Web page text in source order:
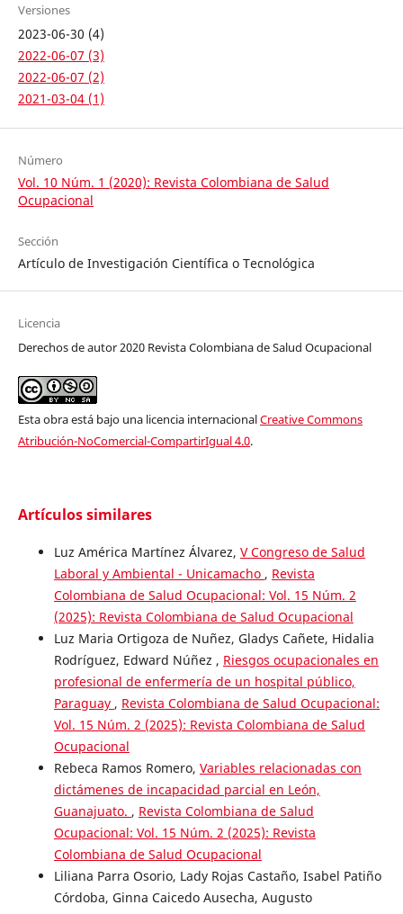
Versiones
2023-06-30 (4)
2022-06-07 (3)
2022-06-07 (2)
2021-03-04 (1)
Número
Vol. 10 Núm. 1 (2020): Revista Colombiana de Salud
Ocupacional
Sección
Artículo de Investigación Científica o Tecnológica
Licencia
Derechos de autor 2020 Revista Colombiana de Salud Ocupacional
Esta obra está bajo una licencia internacionalCreative Commons
Atribución-NoComercial-CompartirIgual 4.0.
Artículos similares
Luz América Martínez Álvarez, V Congreso de Salud
Laboral y Ambiental - Unicamacho , Revista
Colombiana de Salud Ocupacional: Vol. 15 Núm. 2
(2025): Revista Colombiana de Salud Ocupacional
Luz Maria Ortigoza de Nuñez, Gladys Cañete, Hidalia
Rodríguez, Edward Núñez , Riesgos ocupacionales en
profesional de enfermería de un hospital público,
Paraguay , Revista Colombiana de Salud Ocupacional:
Vol. 15 Núm. 2 (2025): Revista Colombiana de Salud
Ocupacional
Rebeca Ramos Romero, Variables relacionadas con
dictámenes de incapacidad parcial en León,
Guanajuato. , Revista Colombiana de Salud
Ocupacional: Vol. 15 Núm. 2 (2025): Revista
Colombiana de Salud Ocupacional
Liliana Parra Osorio, Lady Rojas Castaño, Isabel Patiño
Córdoba, Ginna Caicedo Ausecha, Augusto